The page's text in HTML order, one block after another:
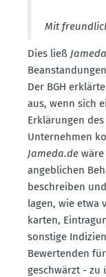
Mit
Dies ließ
Der BGH
aus, wenn sich
Erklä­rungen
Unter­nehmen
Jameda.de
angeb­lichen
beschreiben
lagen, wie etwa
karten,
sonstige
Bewer­tenden
geschwärzt - zu